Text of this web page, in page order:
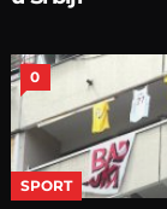
0
SPORT